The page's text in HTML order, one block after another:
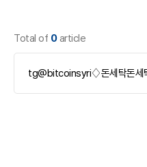
Total of 0article